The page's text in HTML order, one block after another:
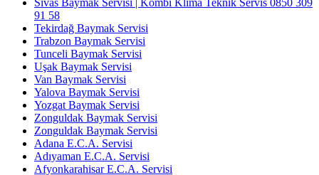
Sivas Baymak Servisi | Kombi Klima Teknik Servis 0850 309
91 58
Tekirdağ Baymak Servisi
Trabzon Baymak Servisi
Tunceli Baymak Servisi
Uşak Baymak Servisi
Van Baymak Servisi
Yalova Baymak Servisi
Yozgat Baymak Servisi
Zonguldak Baymak Servisi
Zonguldak Baymak Servisi
Adana E.C.A. Servisi
Adıyaman E.C.A. Servisi
Afyonkarahisar E.C.A. Servisi